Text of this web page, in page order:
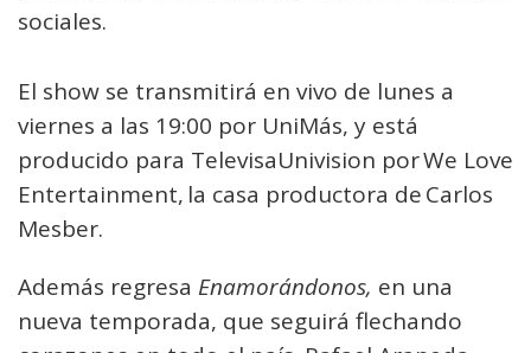
sociales.
El show se transmitirá en vivo de lunes a
viernes a las 19:00 por UniMás, y está
producido para TelevisaUnivision por We Love
Entertainment, la casa productora de Carlos
Mesber.
Además regresa Enamorándonos, en una
nueva temporada, que seguirá flechando